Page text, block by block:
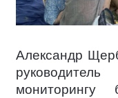
Александр
мониторингу